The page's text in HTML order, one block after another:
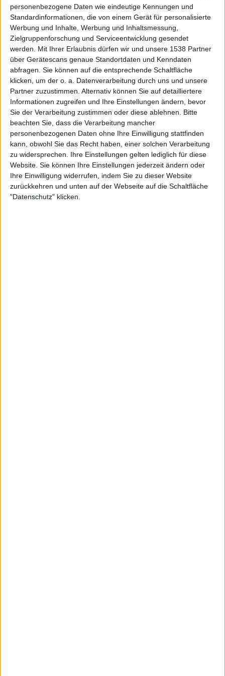
personenbezogene Daten wie eindeutige Kennungen und
Standardinformationen, die von einem Gerät für personalisierte
Werbung und Inhalte, Werbung und Inhaltsmessung,
Zielgruppenforschung und Serviceentwicklung gesendet
werden.
Mit Ihrer Erlaubnis dürfen wir und unsere 1538 Partner
über Gerätescans genaue Standortdaten und Kenndaten
abfragen. Sie können auf die entsprechende Schaltfläche
klicken, um der o. a. Datenverarbeitung durch uns und unsere
Partner zuzustimmen. Alternativ können Sie auf detailliertere
Informationen zugreifen und Ihre Einstellungen ändern, bevor
Sie der Verarbeitung zustimmen oder diese ablehnen.
Bitte
beachten Sie, dass die Verarbeitung mancher
personenbezogenen Daten ohne Ihre Einwilligung stattfinden
kann, obwohl Sie das Recht haben, einer solchen Verarbeitung
zu widersprechen. Ihre Einstellungen gelten lediglich für diese
Website. Sie können Ihre Einstellungen jederzeit ändern oder
Ihre Einwilligung widerrufen, indem Sie zu dieser Website
zurückkehren und unten auf der Webseite auf die Schaltfläche
"Datenschutz" klicken.
drucklosen Sound. Das musikalische Können der Band
ging deswegen leider etwas unter. Mit „Lifehunger“ ist
dies zum Glück anders. VREID ist ein ausgereiftes Album
gelungen, das immer noch unverkennbar nach der Band
klingt, aber auch frischen Wind ins Songwriting bringt.
Der klare und druckvolle Sound trägt seinen Teil dazu bei.
VREID haben sich weiterentwickelt
Die Band weiterhin auf den Begriff Black ´n Roll zu
reduzieren, greift hier zu kurz. Zumindest der Autor dieser
Zeilen hat dabei eher schwungvolle und unkomplizierte
Party-Songs im Kopf. VREID hingegen sind auf
„Lifehunger“ sehr experimentierfreudig und verbauen auf
dem Album verschiedene Einflüsse. Klar, manche Black-
Metal-Riffs klingen so, als hätten sie